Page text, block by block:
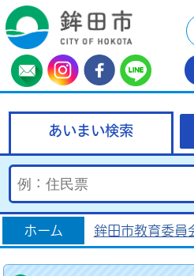
あいまい検索
ホーム 鉾田市教育委員